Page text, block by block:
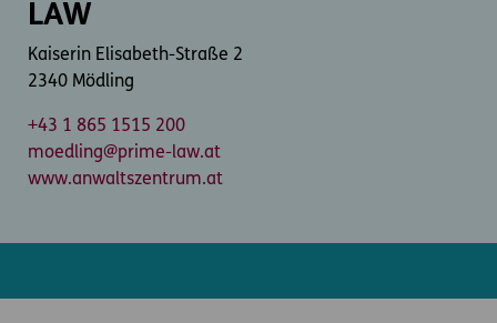
LAW
Kaiserin Elisabeth-Straße 2
2340 Mödling
+43 1 865 1515 200
moedling@prime-law.at
www.anwaltszentrum.at